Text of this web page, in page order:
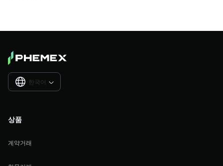
한국어 
상품
계약거래